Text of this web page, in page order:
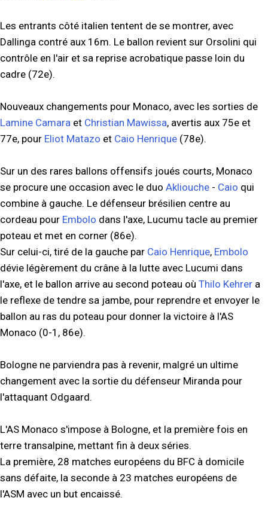
Les entrants côté italien tentent de se montrer, avec
Dallinga contré aux 16m. Le ballon revient sur Orsolini qui
contrôle en l'air et sa reprise acrobatique passe loin du
cadre (72e).
Nouveaux changements pour Monaco, avec les sorties de
Lamine Camara et Christian Mawissa, avertis aux 75e et
77e, pour Eliot Matazo et Caio Henrique (78e).
Sur un des rares ballons offensifs joués courts, Monaco
se procure une occasion avec le duo Akliouche - Caio qui
combine à gauche. Le défenseur brésilien centre au
cordeau pour Embolo dans l'axe, Lucumu tacle au premier
poteau et met en corner (86e).
Sur celui-ci, tiré de la gauche par Caio Henrique, Embolo
dévie légèrement du crâne à la lutte avec Lucumi dans
l'axe, et le ballon arrive au second poteau où Thilo Kehrer a
le reflexe de tendre sa jambe, pour reprendre et envoyer le
ballon au ras du poteau pour donner la victoire à l'AS
Monaco (0-1, 86e).
Bologne ne parviendra pas à revenir, malgré un ultime
changement avec la sortie du défenseur Miranda pour
l'attaquant Odgaard.
L'AS Monaco s'impose à Bologne, et la première fois en
terre transalpine, mettant fin à deux séries.
La première, 28 matches européens du BFC à domicile
sans défaite, la seconde à 23 matches européens de
l'ASM avec un but encaissé.